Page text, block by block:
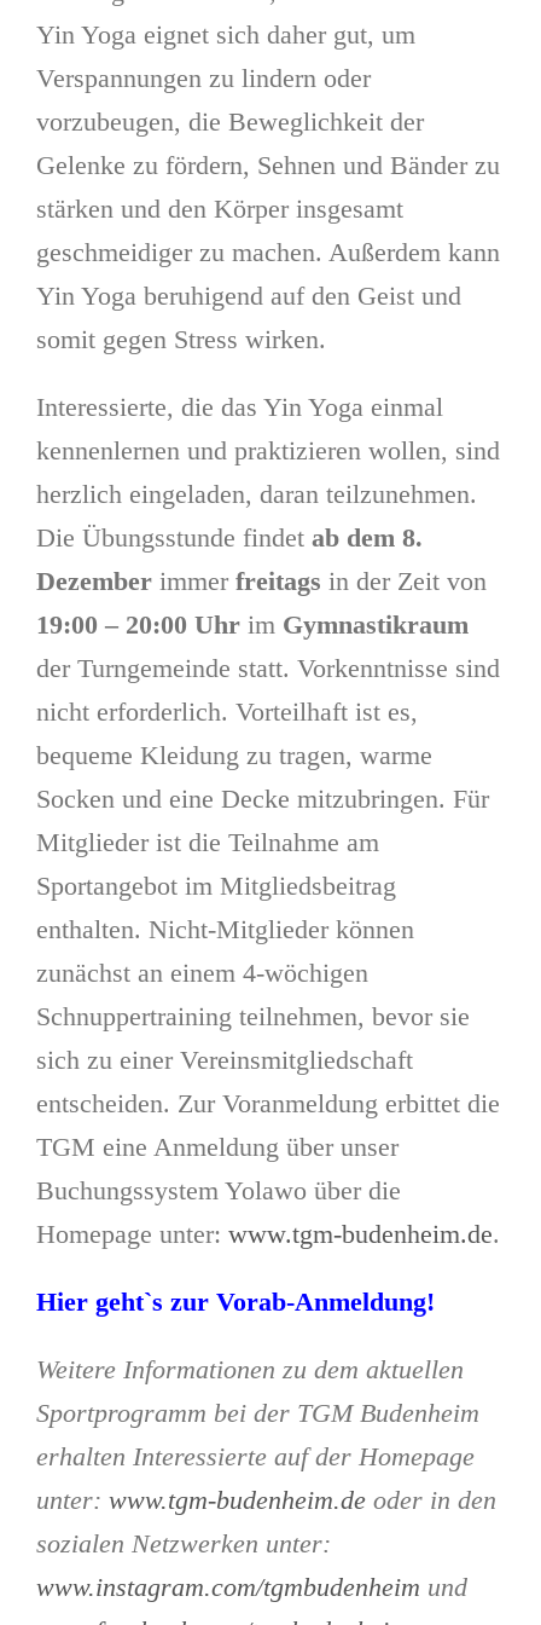
Yin Yoga eignet sich daher gut, um
Verspannungen zu lindern oder
vorzubeugen, die Beweglichkeit der
Gelenke zu fördern, Sehnen und Bänder zu
stärken und den Körper insgesamt
geschmeidiger zu machen. Außerdem kann
Yin Yoga beruhigend auf den Geist und
somit gegen Stress wirken.
Interessierte, die das Yin Yoga einmal
kennenlernen und praktizieren wollen, sind
herzlich eingeladen, daran teilzunehmen.
Die Übungsstunde findet ab dem 8.
Dezemberimmer freitags in der Zeit von
19:00 – 20:00 Uhrim Gymnastikraum
der Turngemeinde statt. Vorkenntnisse sind
nicht erforderlich. Vorteilhaft ist es,
bequeme Kleidung zu tragen, warme
Socken und eine Decke mitzubringen. Für
Mitglieder ist die Teilnahme am
Sportangebot im Mitgliedsbeitrag
enthalten. Nicht-Mitglieder können
zunächst an einem 4-wöchigen
Schnuppertraining teilnehmen, bevor sie
sich zu einer Vereinsmitgliedschaft
entscheiden. Zur Voranmeldung erbittet die
TGM eine Anmeldung über unser
Buchungssystem Yolawo über die
Homepage unter: www.tgm-budenheim.de.
Hier geht`s zur Vorab-Anmeldung!
Weitere Informationen zu dem aktuellen
Sportprogramm bei der TGM Budenheim
erhalten Interessierte auf der Homepage
unter: www.tgm-budenheim.deoder in den
sozialen Netzwerken unter:
www.instagram.com/tgmbudenheim und